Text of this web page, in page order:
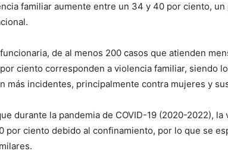
familiar aumente entre un 34 y 40 por ciento,
de al menos 200 casos que atienden
ciento corresponden a violencia familiar, siendo
más incidentes, principalmente contra mujeres y
durante la pandemia de COVID-19 (2020-2022), la
por ciento debido al confinamiento, por lo que se